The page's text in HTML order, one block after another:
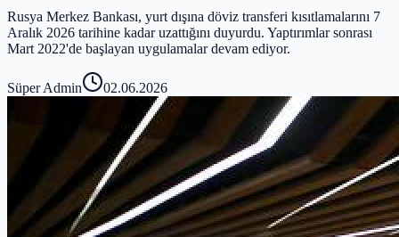
Rusya Merkez Bankası, yurt dışına döviz transferi kısıtlamalarını 7
Aralık 2026 tarihine kadar uzattığını duyurdu. Yaptırımlar sonrası
Mart 2022'de başlayan uygulamalar devam ediyor.
Süper Admin 02.06.2026